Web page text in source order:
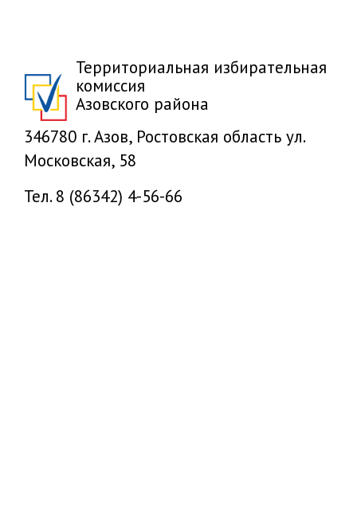
Территориальная избирательная
комиссия
Азовского района
346780 г. Азов, Ростовская область ул.
Московская, 58
Тел. 8 (86342) 4-56-66